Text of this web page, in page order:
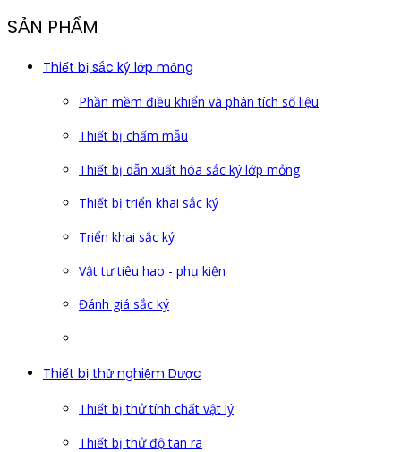
SẢN PHẨM
Thiết bị sắc ký lớp mỏng
Phần mềm điều khiển và phân tích số liệu
Thiết bị chấm mẫu
Thiết bị dẫn xuất hóa sắc ký lớp mỏng
Thiết bị triển khai sắc ký
Triển khai sắc ký
Vật tư tiêu hao - phụ kiện
Đánh giá sắc ký
Thiết bị thử nghiệm Dược
Thiết bị thử tính chất vật lý
Thiết bị thử độ tan rã